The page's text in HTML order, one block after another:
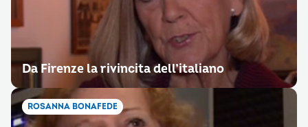
Da Firenze la rivincita dell’italiano
ROSANNA BONAFEDE